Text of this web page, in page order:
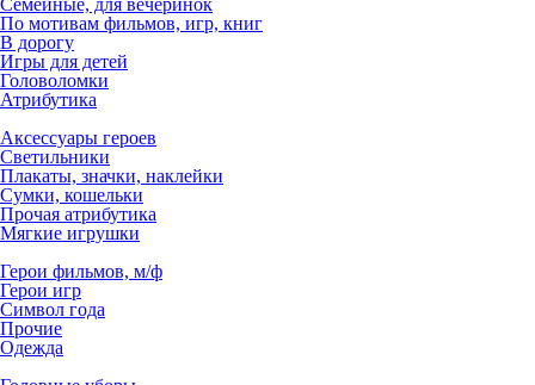
Семейные, для вечеринок
По мотивам фильмов, игр, книг
В дорогу
Игры для детей
Головоломки
Атрибутика
Аксессуары героев
Светильники
Плакаты, значки, наклейки
Сумки, кошельки
Прочая атрибутика
Мягкие игрушки
Герои фильмов, м/ф
Герои игр
Символ года
Прочие
Одежда